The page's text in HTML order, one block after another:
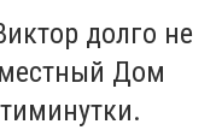
долго не
Дом